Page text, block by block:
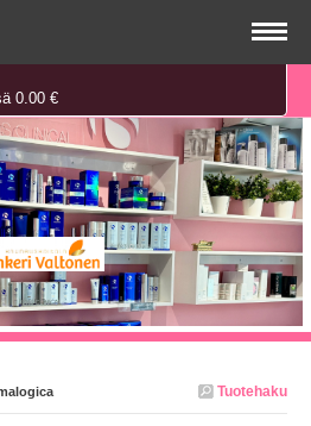
0.00 €
Tuotehaku